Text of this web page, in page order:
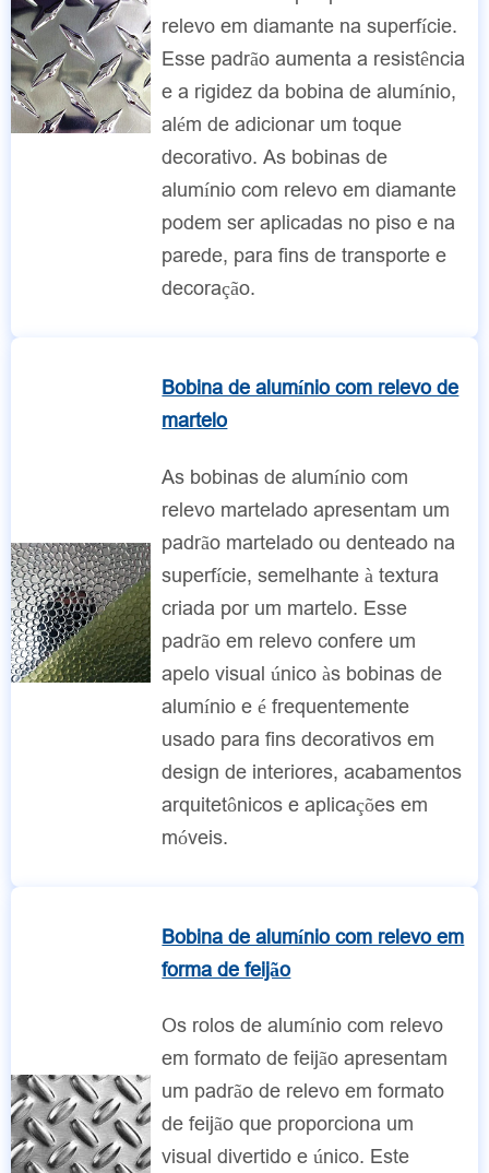
relevo em diamante na superfície.
Esse padrão aumenta a resistência
e a rigidez da bobina de alumínio,
além de adicionar um toque
decorativo. As bobinas de
alumínio com relevo em diamante
podem ser aplicadas no piso e na
parede, para fins de transporte e
decoração.
Bobina de alumínio com relevo de
martelo
As bobinas de alumínio com
relevo martelado apresentam um
padrão martelado ou denteado na
superfície, semelhante à textura
criada por um martelo. Esse
padrão em relevo confere um
apelo visual único às bobinas de
alumínio e é frequentemente
usado para fins decorativos em
design de interiores, acabamentos
arquitetônicos e aplicações em
móveis.
Bobina de alumínio com relevo em
forma de feijão
Os rolos de alumínio com relevo
em formato de feijão apresentam
um padrão de relevo em formato
de feijão que proporciona um
visual divertido e único. Este